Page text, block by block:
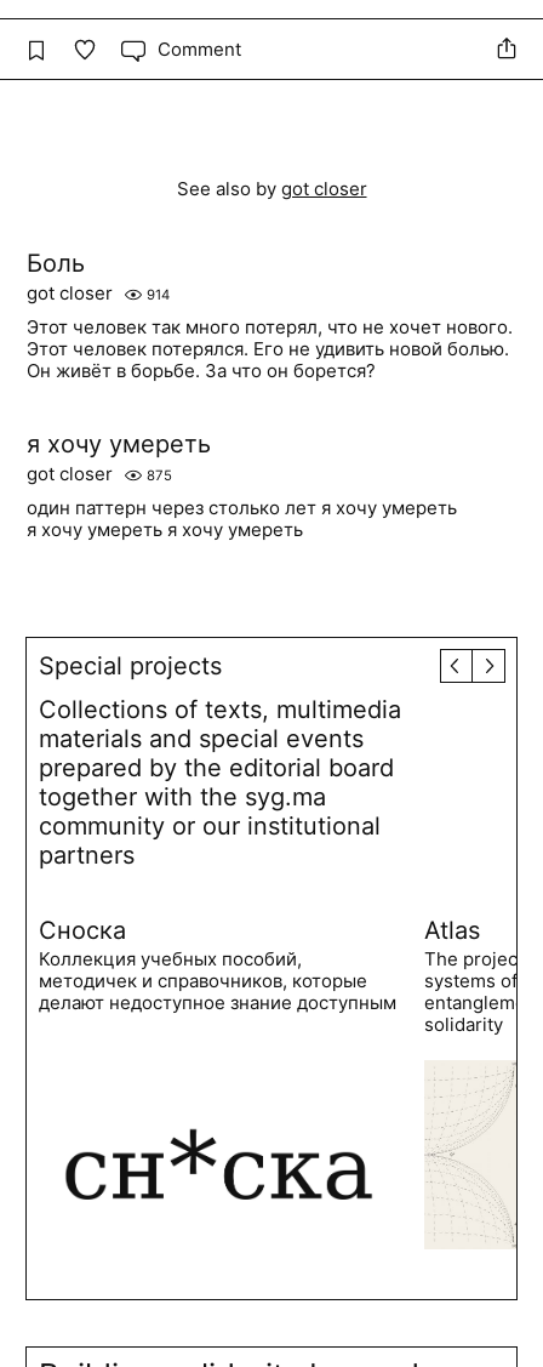
Comment
See also by got closer
Боль
got closer 914
Этот человек так много потерял, что не хочет нового.
Этот человек потерялся. Его не удивить новой болью.
Он живёт в борьбе. За что он борется?
я хочу умереть
got closer 875
один паттерн через столько лет я хочу умереть
я хочу умереть я хочу умереть
Special projects
Collections of texts, multimedia
materials and special events
prepared by the editorial board
together with the syg.ma
community or our institutional
partners
Сноска
Коллекция учебных пособий,
методичек и справочников, которые
делают недоступное знание доступным
Atlas
The project
systems of
solidarity